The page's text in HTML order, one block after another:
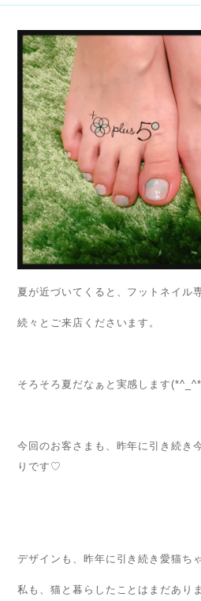
夏が近づいてくると、フットネイル
続々とご来店くださいます。
そろそろ夏だなぁと実感します
今回のお客さまも、昨年に引き続き
りです♡
デザインも、昨年に引き続き愛猫ち
私も、猫と暮らしたことはまだあり